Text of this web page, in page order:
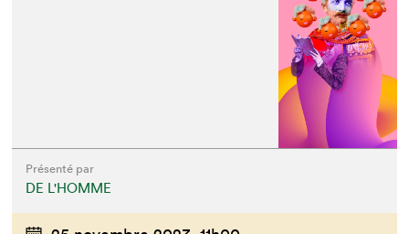
Présenté par
DE L'HOMME